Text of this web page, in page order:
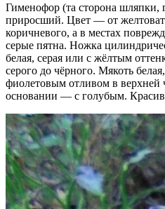
Гименофор (та сторона шляпки,
приросший. Цвет — от
коричневого, а в местах
серые пятна. Ножка
белая, серая или с жёлтым
серого до чёрного. Мякоть
фиолетовым отливом в
основании — с голубым.